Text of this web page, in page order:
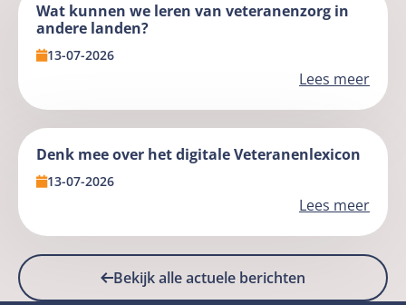
Wat kunnen we leren van veteranenzorg in
andere landen?
13-07-2026
Lees meer
meer
over
Wat
we
leren
van
veteranenzorg
Denk mee over het digitale Veteranenlexicon
13-07-2026
Lees meer
meer
over
Bekijk alle actuele berichten